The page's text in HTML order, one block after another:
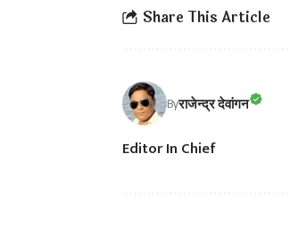
Share This Article
Byराजेन्द्र देवांगन
Editor In Chief